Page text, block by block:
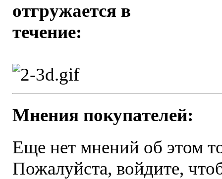
отгружается в
течение:
Мнения покупателей:
Еще нет мнений об этом
Пожалуйста, войдите,